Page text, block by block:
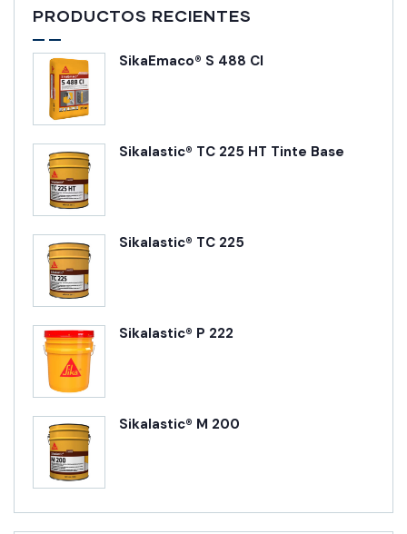
PRODUCTOS RECIENTES
SikaEmaco® S 488 CI
Sikalastic® TC 225 HT Tinte Base
Sikalastic® TC 225
Sikalastic® P 222
Sikalastic® M 200